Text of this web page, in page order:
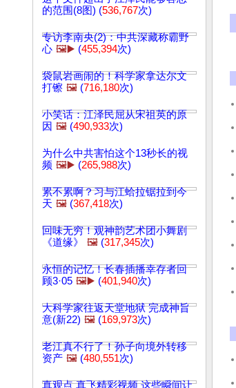
的范围(8图) (536,767次)
专访李南央(2)：中共深藏称霸野
心 🖼️▶️ (455,394次)
袋鼠岩画闹的！科学家拿达尔文
打镲 🖼️ (716,180次)
小笑话：江泽民屈从宋祖英的原
因 🖼️ (490,933次)
为什么中共害怕这个13秒长的视
频 🖼️▶️ (265,988次)
累不累啊？习与江蛤拉锯拉到今
天 🖼️ (367,418次)
回味无穷！观神韵艺术团小舞剧
《道缘》
🖼️ (317,345次)
永恒的记忆！长春插播幸存者回
顾3·05 🖼️▶️ (401,940次)
大科学家往返天堂地狱 完成神旨
意(新22) 🖼️ (169,973次)
老江真不行了！孙子向境外转移
资产 🖼️ (480,551次)
真观点 真飞精彩视频 这些瞬间让